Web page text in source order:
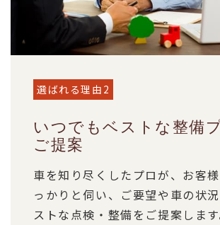
選ばれる理由2
いつでもベストな整備
ご提案
車を知り尽くしたプロが、お客
っかりと伺い、ご要望や車の状
ストな点検・整備をご提案します